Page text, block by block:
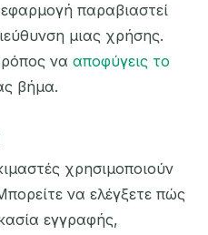
παραβιαστεί
μιας χρήσης.
να αποφύγεις το
βήμα.
χρησιμοποιούν
να ελέγξετε πώς
εγγραφής,